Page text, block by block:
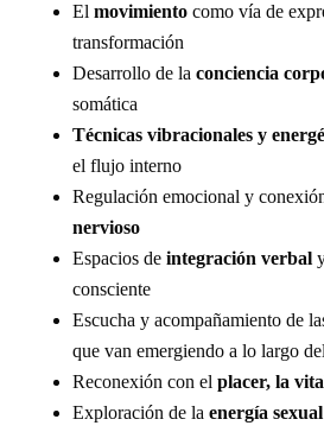
El movimientocomo vía de
transformación
Desarrollo de la conciencia
somática
Técnicas vibracionales y
el flujo interno
Regulación emocional y
nervioso
Espacios de integración verbal
consciente
Escucha y acompañamiento de
que van emergiendo a lo largo
Reconexión con el placer, la
Exploración de la energía sexual